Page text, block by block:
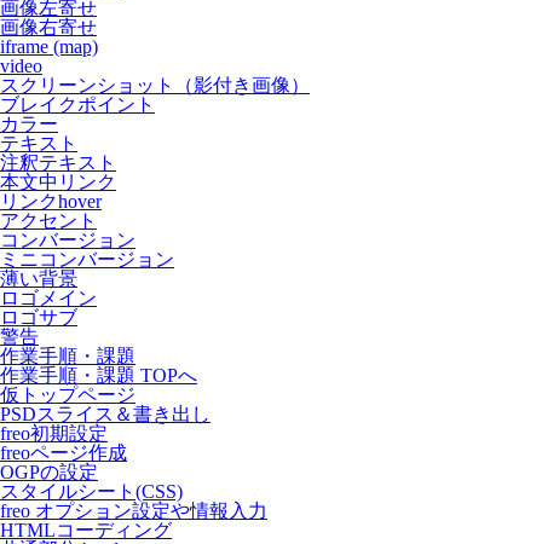
画像左寄せ
画像右寄せ
iframe (map)
video
スクリーンショット（影付き画像）
ブレイクポイント
カラー
テキスト
注釈テキスト
本文中リンク
リンクhover
アクセント
コンバージョン
ミニコンバージョン
薄い背景
ロゴメイン
ロゴサブ
警告
作業手順・課題
作業手順・課題 TOPへ
仮トップページ
PSDスライス＆書き出し
freo初期設定
freoページ作成
OGPの設定
スタイルシート(CSS)
freo オプション設定や情報入力
HTMLコーディング